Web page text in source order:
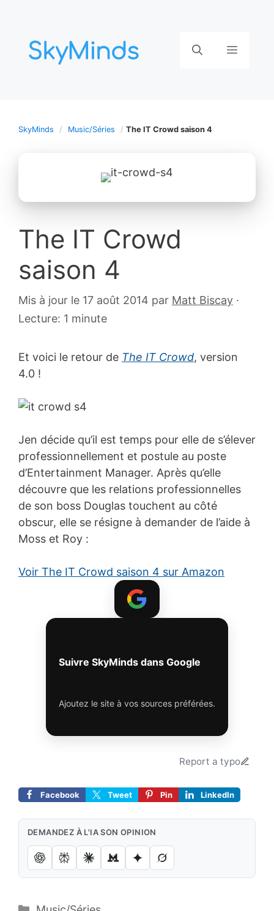
contenu
Menu
SkyMinds Music/Séries The IT Crowd saison 4
The IT Crowd
saison 4
Mis à jour le 17 août 2014 26
par Matt Biscay ·
Lecture: 1 minute
Et voici le retour de The IT Crowd, version
4.0 !
Jen décide qu’il est temps pour elle de s’élever
professionnellement et postule au poste
d’Entertainment Manager. Après qu’elle
découvre que les relations professionnelles
de son boss Douglas touchent au côté
obscur, elle se résigne à demander de l’aide à
Moss et Roy :
Voir The IT Crowd saison 4 sur Amazon
Suivre SkyMinds dans Google
Ajoutez le site à vos sources préférées.
Report a typo
Facebook Tweet Pin LinkedIn
DEMANDEZ À L'IA SON OPINION
Catégories